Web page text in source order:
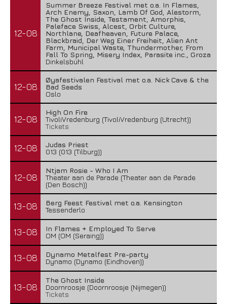
12-08
Summer Breeze Festival met o.a. In Flames,
Arch Enemy, Saxon, Lamb Of God, Alestorm,
The Ghost Inside, Testament, Amorphis,
Paleface Swiss, Alcest, Orbit Culture,
Northlane, Deafheaven, Future Palace,
Blackbraid, Der Weg Einer Freiheit, Alien Ant
Farm, Municipal Waste, Thundermother, From
Fall To Spring, Misery Index, Parasite inc., Groza
Dinkelsbühl
12-08
Øyafestivalen Festival met o.a. Nick Cave & the
Bad Seeds
Oslo
12-08
High On Fire
TivoliVredenburg (TivoliVredenburg (Utrecht))
Tickets
12-08
Judas Priest
013 (013 (Tilburg))
12-08
Ntjam Rosie - Who I Am
Theater aan de Parade (Theater aan de Parade
(Den Bosch))
13-08
Berg Feest Festival met o.a. Kensington
Tessenderlo
13-08
In Flames + Employed To Serve
OM (OM (Seraing))
13-08
Dynamo Metalfest Pre-party
Dynamo (Dynamo (Eindhoven))
13-08
The Ghost Inside
Doornroosje (Doornroosje (Nijmegen))
Tickets